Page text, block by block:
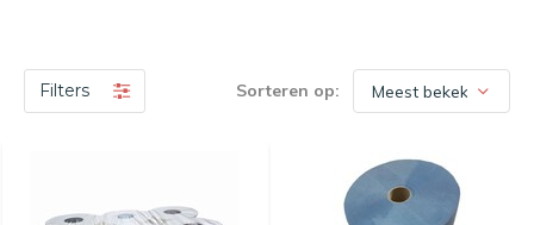
Filters Sorteren op: